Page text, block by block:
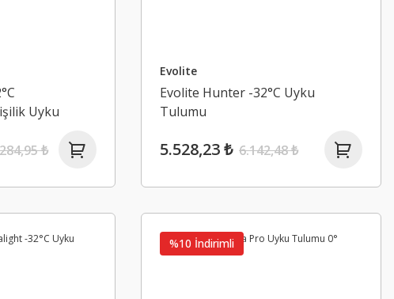
Uyku
₺
Evolite
Evolite Hunter -32°C Uyku
Tulumu
5.528,23 ₺ 6.142,48 ₺
%10 İndirimli